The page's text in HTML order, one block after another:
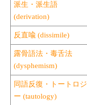
派生・派生語
(derivation)
反直喩 (dissimile)
露骨語法・毒舌法
(dysphemism)
同語反復・トートロジ
ー (tautology)